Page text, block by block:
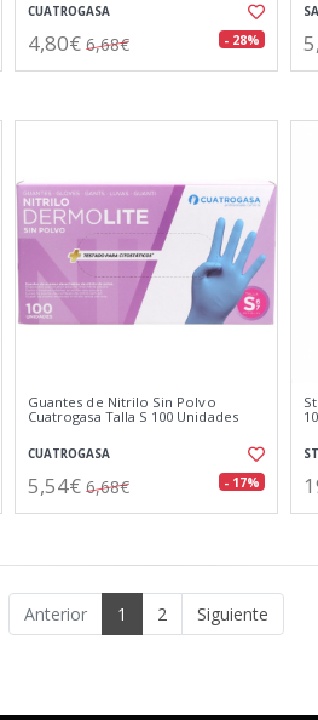
CUATROGASA
4,80€ 6,68€ - 28%
Guantes de Nitrilo Sin Polvo
Cuatrogasa Talla S 100 Unidades
CUATROGASA
5,54€ 6,68€ - 17%
Anterior 1 2 Siguiente